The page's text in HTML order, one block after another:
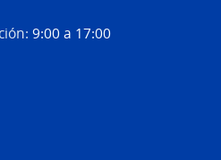
9:00 a 17:00